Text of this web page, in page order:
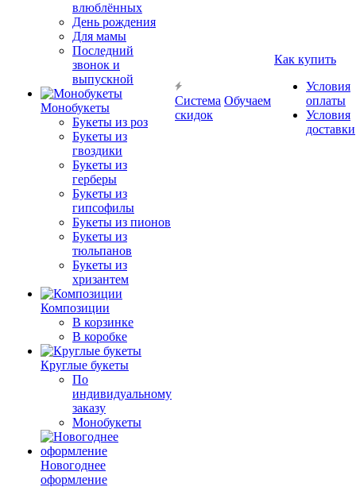
влюблённых
День рождения
Для мамы
Последний
звонок и
выпускной
Монобукеты
Букеты из роз
Букеты из
гвоздики
Букеты из
герберы
Букеты из
гипсофилы
Букеты из пионов
Букеты из
тюльпанов
Букеты из
хризантем
Композиции
В корзинке
В коробке
Круглые букеты
По
индивидуальному
заказу
Монобукеты
Новогоднее
оформление
Система
скидок
Обучаем
Как купить
Условия
оплаты
Условия
доставки